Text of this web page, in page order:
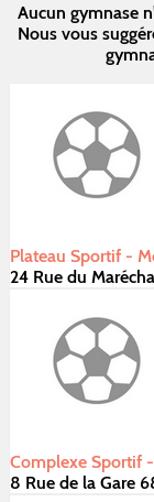
Aucun gymnase
Nous vous
Plateau Sportif -
24 Rue du
Complexe Sportif
8 Rue de la Gare